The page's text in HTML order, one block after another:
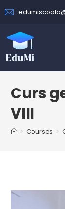
Curs
VIII
> Courses >